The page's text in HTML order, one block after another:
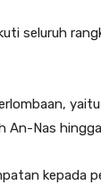
seluruh
An-Nas
kepada